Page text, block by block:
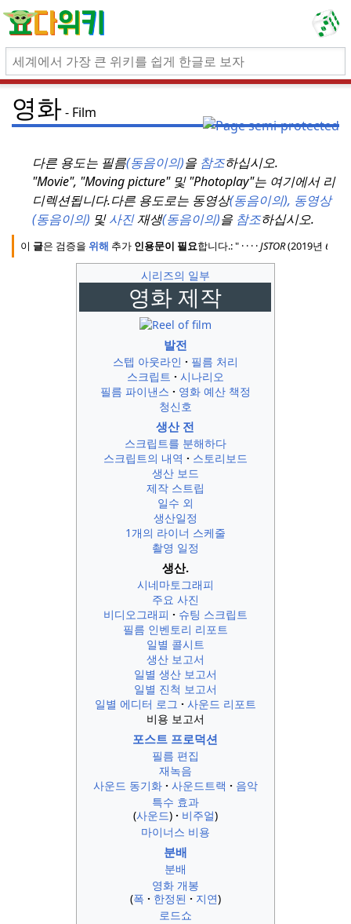
영화 Film
다른 용도는 필름(동음이의)을 참조하십시오.
"Movie", "Moving picture" 및 "Photoplay"는 여기에서 리
디렉션됩니다.다른 용도로는 동영상(동음이의), 동영상
(동음이의) 및사진재생(동음이의)을 참조하십시오.
이 글은 검증을위해 추가 인용문이 필요합니다.: " · · · ·JSTOR(2019년 6월
시리즈의 일부
영화 제작
발전
스텝 아웃라인
필름 처리
스크립트
시나리오
필름 파이낸스
영화 예산 책정
청신호
생산 전
스크립트를 분해하다
스크립트의 내역
스토리보드
생산 보드
제작 스트립
일수 외
생산일정
1개의 라이너 스케줄
촬영 일정
생산.
시네마토그래피
주요 사진
비디오그래피
슈팅 스크립트
필름 인벤토리 리포트
일별 콜시트
생산 보고서
일별 생산 보고서
일별 진척 보고서
일별 에디터 로그
사운드 리포트
비용 보고서
포스트 프로덕션
필름 편집
재녹음
사운드 동기화
사운드트랙
음악
특수 효과
(사운드) 비주얼)
마이너스 비용
분배
분배
영화 개봉
(폭 한정된 지연)
로드쇼